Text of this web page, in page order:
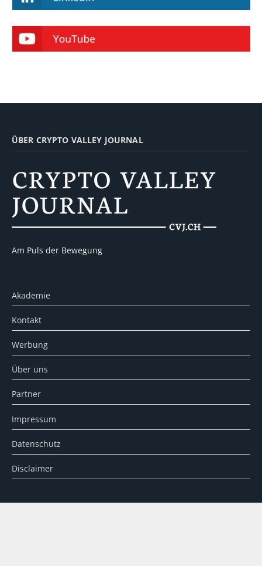
ÜBER CRYPTO VALLEY JOURNAL
Am Puls der Bewegung
Akademie
Kontakt
Werbung
Über uns
Partner
Impressum
Datenschutz
Disclaimer